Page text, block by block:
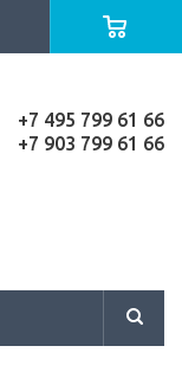
+7 495 799 61 66
+7 903 799 61 66